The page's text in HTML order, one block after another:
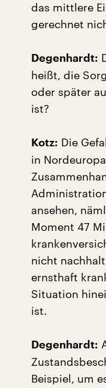
das mittlere
gerechnet
Degenhardt:
heißt, die
oder später
ist?
Kotz: Die
in
ansehen,
Moment 47
nicht
ernsthaft
Situation
ist.
Degenhardt:
Beispiel, um